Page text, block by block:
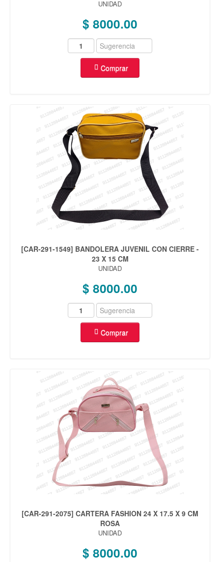
UNIDAD
$ 8000.00
Comprar
[CAR-291-1549] BANDOLERA JUVENIL CON CIERRE -
23 X 15 CM
UNIDAD
$ 8000.00
Comprar
[CAR-291-2075] CARTERA FASHION 24 X 17.5 X 9 CM
ROSA
UNIDAD
$ 8000.00